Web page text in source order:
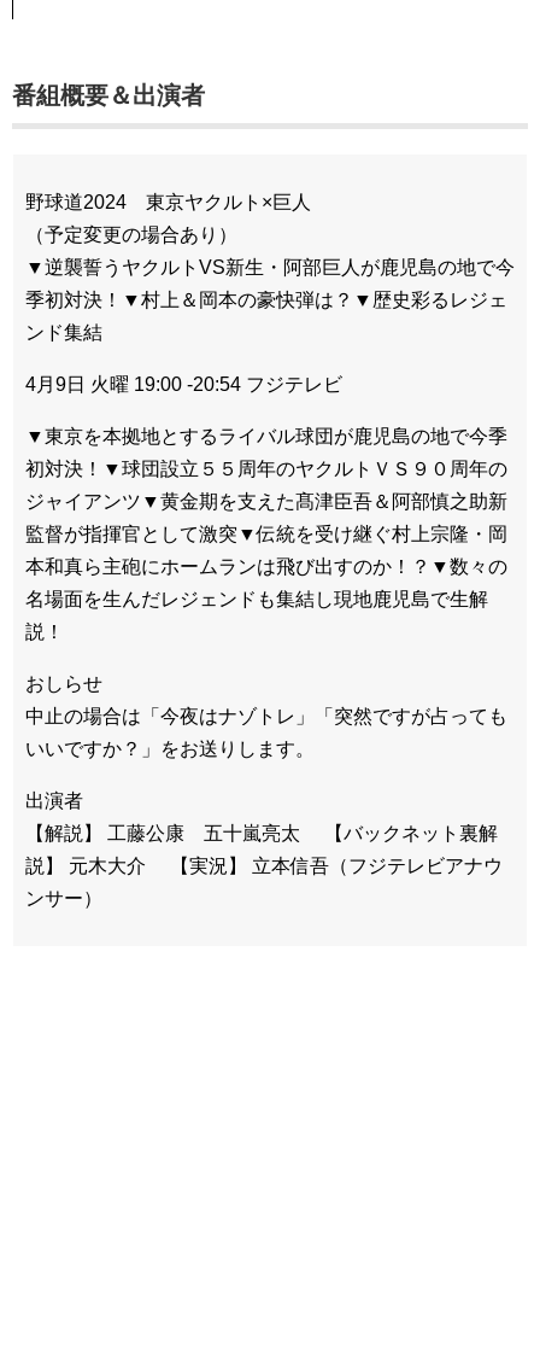
番組概要＆出演者
野球道2024 東京ヤクルト×巨人
（予定変更の場合あり）
▼逆襲誓うヤクルトVS新生・阿部巨人が鹿児島の地で今
季初対決！▼村上＆岡本の豪快弾は？▼歴史彩るレジェ
ンド集結
4月9日 火曜 19:00 -20:54 フジテレビ
▼東京を本拠地とするライバル球団が鹿児島の地で今季
初対決！▼球団設立５５周年のヤクルトＶＳ９０周年の
ジャイアンツ▼黄金期を支えた髙津臣吾＆阿部慎之助新
監督が指揮官として激突▼伝統を受け継ぐ村上宗隆・岡
本和真ら主砲にホームランは飛び出すのか！？▼数々の
名場面を生んだレジェンドも集結し現地鹿児島で生解
説！
おしらせ
中止の場合は「今夜はナゾトレ」「突然ですが占っても
いいですか？」をお送りします。
出演者
【解説】 工藤公康 五十嵐亮太 【バックネット裏解
説】 元木大介 【実況】 立本信吾（フジテレビアナウ
ンサー）